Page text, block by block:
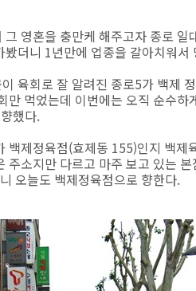
영혼을 충만케 해주고자 종로
더니 1년만에 업종을 갈아치워서
육회로 잘 알려진 종로5가 백제
만 먹었는데 이번에는 오직 순수하
했다.
백제정육점(효제동 155)인지 백제
주소지만 다르고 마주 보고 있는
오늘도 백제정육점으로 향한다.